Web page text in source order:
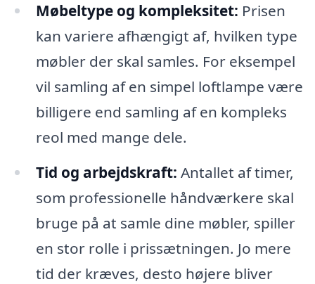
Møbeltype og kompleksitet: Prisen
kan variere afhængigt af, hvilken type
møbler der skal samles. For eksempel
vil samling af en simpel loftlampe være
billigere end samling af en kompleks
reol med mange dele.
Tid og arbejdskraft: Antallet af timer,
som professionelle håndværkere skal
bruge på at samle dine møbler, spiller
en stor rolle i prissætningen. Jo mere
tid der kræves, desto højere bliver